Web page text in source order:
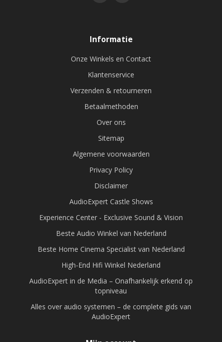
Informatie
Onze Winkels en Contact
Klantenservice
Verzenden & retourneren
Betaalmethoden
Over ons
Sitemap
Algemene voorwaarden
Privacy Policy
Disclaimer
AudioExpert Castle Shows
Experience Center - Exclusive Sound & Vision
Beste Audio Winkel van Nederland
Beste Home Cinema Specialist van Nederland
High-End Hifi Winkel Nederland
AudioExpert in de Media – Onafhankelijk erkend op
topniveau
Alles over audio systemen – de complete gids van
AudioExpert